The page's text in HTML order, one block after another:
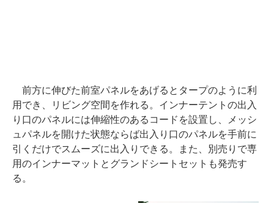
前方に伸びた前室パネルをあげるとタープのように利
用でき、リビング空間を作れる。インナーテントの出入
り口のパネルには伸縮性のあるコードを設置し、メッシ
ュパネルを開けた状態ならば出入り口のパネルを手前に
引くだけでスムーズに出入りできる。また、別売りで専
用のインナーマットとグランドシートセットも発売す
る。